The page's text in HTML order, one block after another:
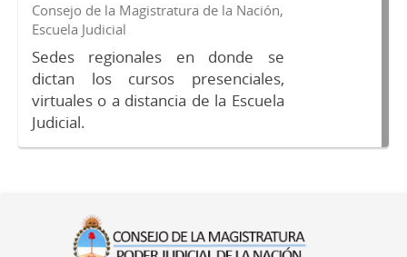
Consejo de la Magistratura de la Nación,
Escuela Judicial
Sedes regionales en donde se
dictan los cursos presenciales,
virtuales o a distancia de la Escuela
Judicial.